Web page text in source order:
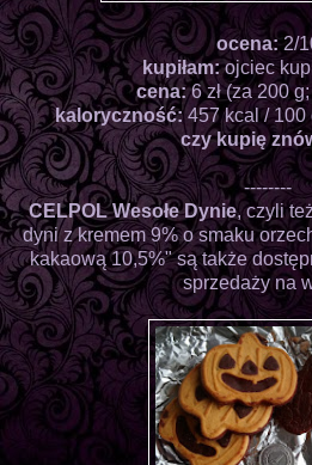
ocena:2/
kupiłam:ojciec
cena:6 zł (za 200
kaloryczność:457 kcal / 100
czy kupię
--------
CELPOL Wesołe Dynie, czyli
dyni z kremem 9% o smaku
kakaową 10,5%" są także
sprzedaży na